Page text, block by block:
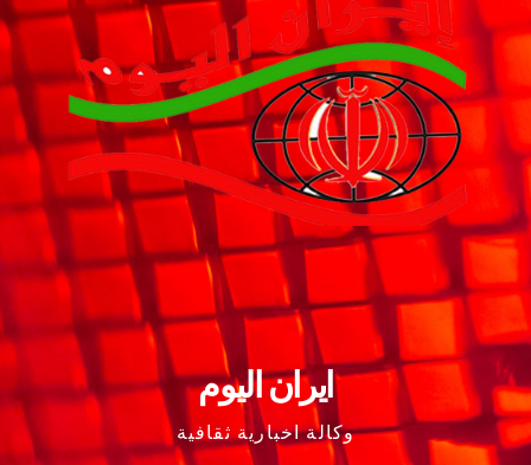
ايران اليوم
وكالة اخبارية ثقافية